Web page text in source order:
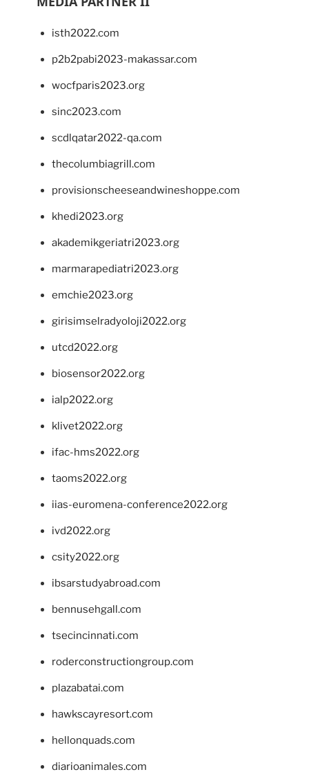
isth2022.com
p2b2pabi2023-makassar.com
wocfparis2023.org
sinc2023.com
scdlqatar2022-qa.com
thecolumbiagrill.com
provisionscheeseandwineshoppe.com
khedi2023.org
akademikgeriatri2023.org
marmarapediatri2023.org
emchie2023.org
girisimselradyoloji2022.org
utcd2022.org
biosensor2022.org
ialp2022.org
klivet2022.org
ifac-hms2022.org
taoms2022.org
iias-euromena-conference2022.org
ivd2022.org
csity2022.org
ibsarstudyabroad.com
bennusehgall.com
tsecincinnati.com
roderconstructiongroup.com
plazabatai.com
hawkscayresort.com
hellonquads.com
diarioanimales.com